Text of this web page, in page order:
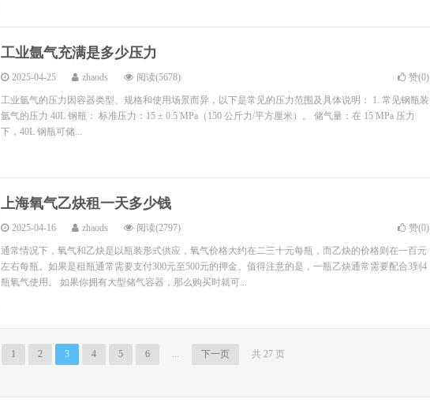
工业氩气充满是多少压力
2025-04-25 zhaods 阅读(5678) 赞(0)
工业氩气的压力因容器类型、规格和使用场景而异，以下是常见的压力范围及具体说明： 1. 常见钢瓶装
氩气的压力 40L 钢瓶： 标准压力：15 ± 0.5 MPa（150 公斤力/平方厘米）。 储气量：在 15 MPa 压力
下，40L 钢瓶可储...
上海氧气乙炔租一天多少钱
2025-04-16 zhaods 阅读(2797) 赞(0)
通常情况下，氧气和乙炔是以瓶装形式供应，氧气价格大约在二三十元每瓶，而乙炔的价格则在一百元
左右每瓶。如果是租瓶通常需要支付300元至500元的押金。值得注意的是，一瓶乙炔通常需要配合3到4
瓶氧气使用。 如果你拥有大型储气容器，那么购买时就可...
1 2 3 4 5 6 ... 下一页 共 27 页